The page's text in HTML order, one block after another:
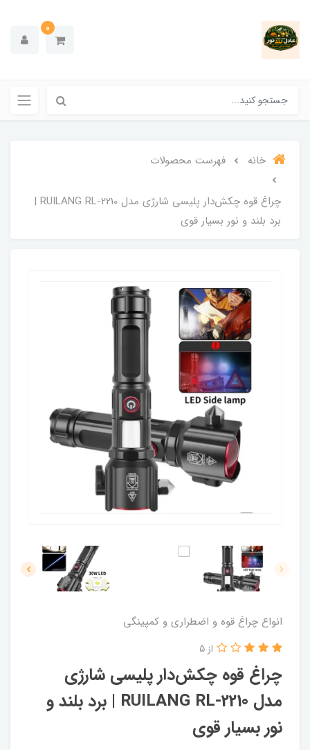
0
خانه فهرست محصولات
چراغ قوه چکش‌دار پلیسی شارژی مدل RUILANG RL-2210 |
برد بلند و نور بسیار قوی
انواع چراغ قوه و اضطراری و کمپینگی
چراغ قوه چکش‌دار پلیسی شارژی
مدل RUILANG RL-2210 | برد بلند و
نور بسیار قوی
از 5